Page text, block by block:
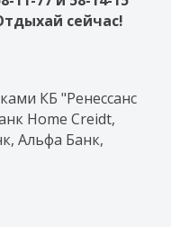
сейчас!
КБ "Ренессанс
Home Creidt,
Альфа Банк,